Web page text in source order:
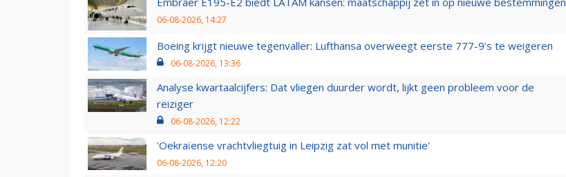
06-08-2026, 14:27
Boeing krijgt nieuwe tegenvaller: Lufthansa overweegt eerste 777-9’s te weigeren
06-08-2026, 13:36
Analyse kwartaalcijfers: Dat vliegen duurder wordt, lijkt geen probleem voor de
reiziger
06-08-2026, 12:22
'Oekraïense vrachtvliegtuig in Leipzig zat vol met munitie'
06-08-2026, 12:20